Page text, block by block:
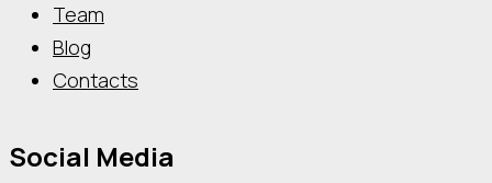
Team
Blog
Contacts
Social Media